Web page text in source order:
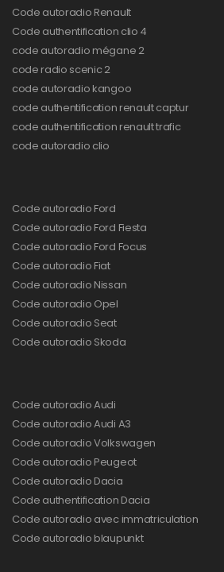
Code autoradio Renault
Code authentification clio 4
code autoradio mégane 2
code radio scenic 2
code autoradio kangoo
code authentification renault captur
code authentification renault trafic
code autoradio clio
Code autoradio Ford
Code autoradio Ford Fiesta
Code autoradio Ford Focus
Code autoradio Fiat
Code autoradio Nissan
Code autoradio Opel
Code autoradio Seat
Code autoradio Skoda
Code autoradio Audi
Code autoradio Audi A3
Code autoradio Volkswagen
Code autoradio Peugeot
Code autoradio Dacia
Code authentification Dacia
Code autoradio avec immatriculation
Code autoradio blaupunkt